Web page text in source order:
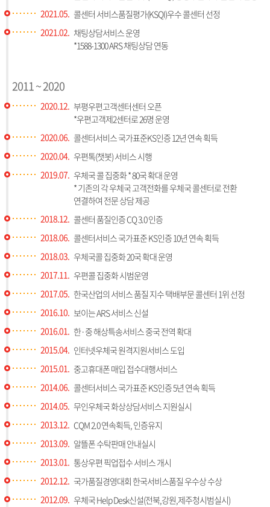
2021.05. 콜센터 서비스품질평가(KSQI)우수 콜센터 선정
2021.02. 채팅상담서비스 운영
*1588-1300 ARS 채팅상담 연동
2011 ~ 2020
2020.12. 부평우편고객센터센터 오픈
*우편고객제2센터로 26명 운영
2020.06. 콜센터서비스 국가표준KS인증 12년 연속 획득
2020.04. 우편톡(챗봇) 서비스 시행
2019.07. 우체국 콜 집중화 * 80국 확대 운영
* 기존의 각 우체국 고객전화를 우체국 콜센터로 전환
연결하여 전문 상담 제공
2018.12. 콜센터 품질인증 CQ 3.0 인증
2018.06. 콜센터서비스 국가표준 KS인증 10년 연속 획득
2018.03. 우체국콜 집중화 20국 확대 운영
2017.11. 우편콜 집중화 시범운영
2017.05. 한국산업의 서비스 품질 지수 택배부문 콜센터 1위 선정
2016.10. 보이는 ARS 서비스 신설
2016.01. 한·중 해상특송서비스 중국 전역 확대
2015.04. 인터넷우체국 원격지원서비스 도입
2015.01. 중고휴대폰 매입 접수대행서비스
2014.06. 콜센터서비스 국가표준 KS인증 5년 연속 획득
2014.05. 무인우체국 화상상담서비스 지원실시
2013.12. CQM 2.0 연속획득, 인증유지
2013.09. 알뜰폰 수탁판매 안내실시
2013.01. 통상우편 픽업접수 서비스 개시
2012.12. 국가품질경영대회 한국서비스품질 우수상 수상
2012.09. 우체국 Help Desk신설(전북,강원,제주청시범실시)